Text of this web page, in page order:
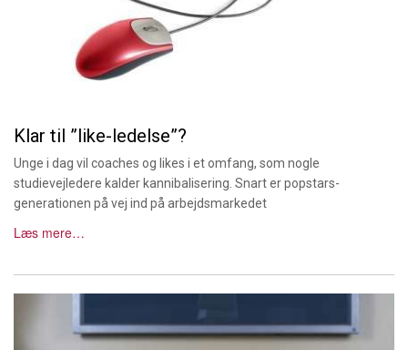
Klar til ”like-ledelse”?
Unge i dag vil coaches og likes i et omfang, som nogle
studievejledere kalder kannibalisering. Snart er popstars-
generationen på vej ind på arbejdsmarkedet
Læs mere…